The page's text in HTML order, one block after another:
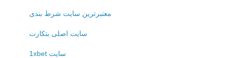
معتبرترین سایت شرط بندی
سایت اصلی بتکارت
1xbet سایت